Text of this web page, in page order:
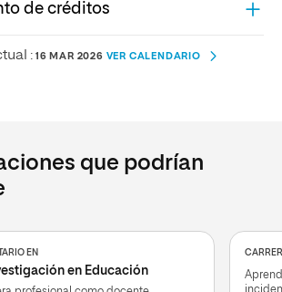
de créditos
: 16 MAR 2026 VER CALENDARIO
que podrían
EN
en Educación